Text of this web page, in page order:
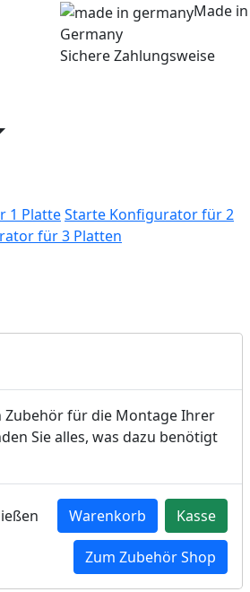
Made in
Germany
Sichere Zahlungsweise
1 PlatteStarte Konfigurator für 2
für 3 Platten
Zubehör für die Montage Ihrer
Sie alles, was dazu benötigt
Warenkorb Kasse
Zum Zubehör Shop
KONFIGURATOR